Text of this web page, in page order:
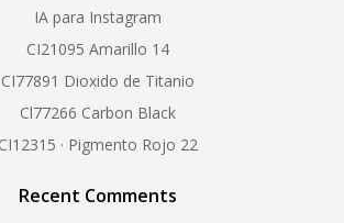
IA para Instagram
CI21095 Amarillo 14
CI77891 Dioxido de Titanio
Cl77266 Carbon Black
CI12315 · Pigmento Rojo 22
Recent Comments